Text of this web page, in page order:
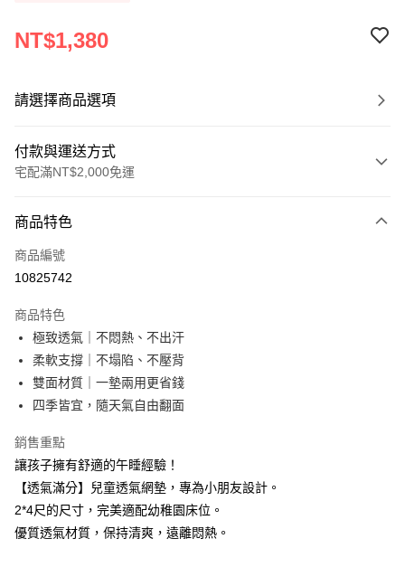
NT$1,380
請選擇商品選項
付款與運送方式
宅配滿NT$2,000免運
信用卡一次付款
信用卡分期付款
合作金庫商業銀行
華南商業銀行
上海商業儲蓄銀行
國泰世華商業銀行
臺灣中小企業銀行
聯邦商業銀行
元大商業銀行
台新國際商業銀行
中國信託商業銀行
台灣樂天信用卡公司
6 期 0 利率 每期
華南商業銀行
上海商業儲蓄銀行
國泰世華商業銀行
匯豐（台灣）商業銀行
聯邦商業銀行
元大商業銀行
永豐商業銀行
玉山商業銀行
台灣樂天信用卡公司
LINE Pay
Apple Pay
Google Pay
ATM付款
運送方式
商品特色
商品編號
10825742
商品特色
極致透氣｜不悶熱、不出汗
柔軟支撐｜不塌陷、不壓背
雙面材質｜一墊兩用更省錢
四季皆宜，隨天氣自由翻面
銷售重點
讓孩子擁有舒適的午睡經驗！
【透氣滿分】兒童透氣網墊，專為小朋友設計。
2*4尺的尺寸，完美適配幼稚園床位。
優質透氣材質，保持清爽，遠離悶熱。